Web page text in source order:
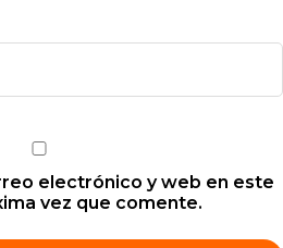
electrónico y web en este
vez que comente.